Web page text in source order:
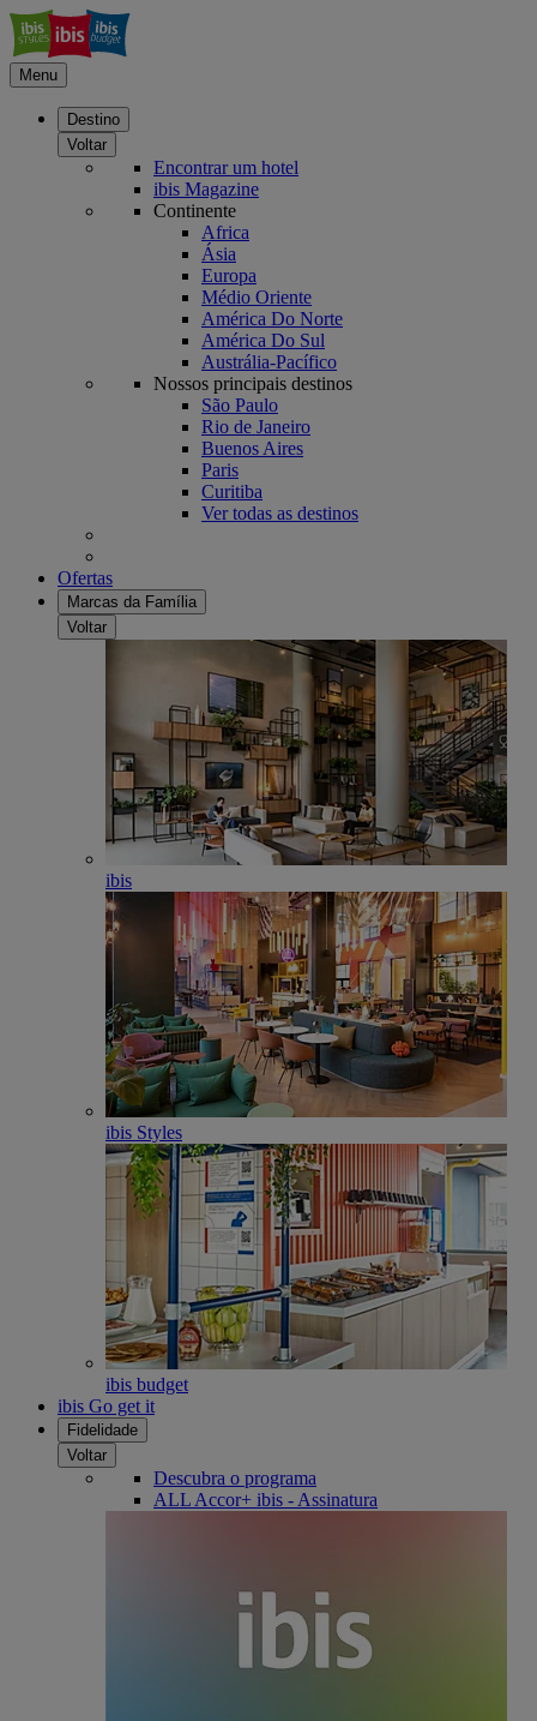
Menu
Destino
Voltar
Encontrar um hotel
ibis Magazine
Continente
Africa
Ásia
Europa
Médio Oriente
América Do Norte
América Do Sul
Austrália-Pacífico
Nossos principais destinos
São Paulo
Rio de Janeiro
Buenos Aires
Paris
Curitiba
Ver todas as destinos
Ofertas
Marcas da Família
Voltar
ibis
ibis Styles
ibis budget
ibis Go get it
Fidelidade
Voltar
Descubra o programa
ALL Accor+ ibis - Assinatura